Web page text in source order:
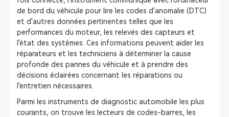
de bord du véhicule pour lire les codes d'anomalie (DTC)
et d'autres données pertinentes telles que les
performances du moteur, les relevés des capteurs et
l'état des systèmes. Ces informations peuvent aider les
réparateurs et les techniciens à déterminer la cause
profonde des pannes du véhicule et à prendre des
décisions éclairées concernant les réparations ou
l'entretien nécessaires.
Parmi les instruments de diagnostic automobile les plus
courants, on trouve les lecteurs de codes-barres, les